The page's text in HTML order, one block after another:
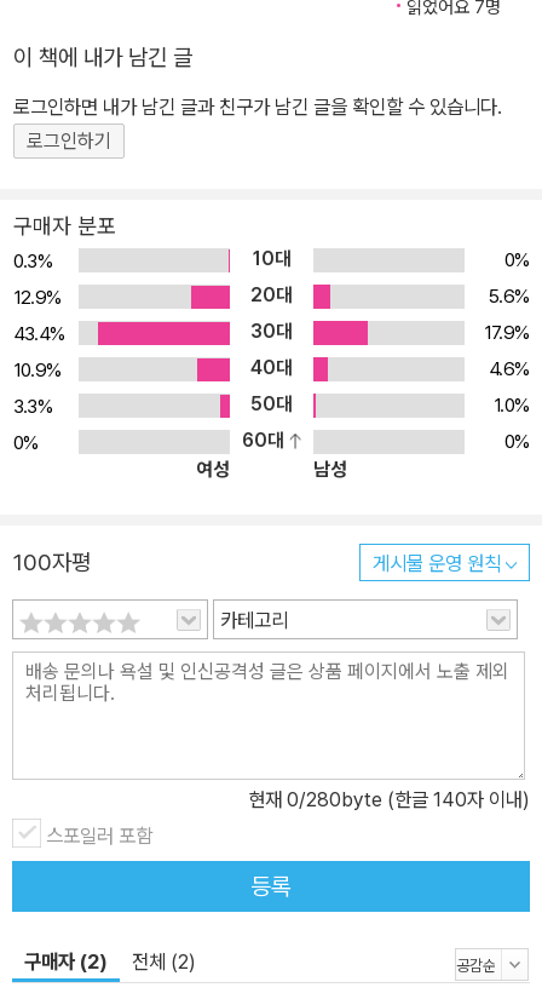
스타일링에 대한 비법을 담은 <전셋집 인테리어 2>를 통해, 자신이
꿈꾸던 집을 만들 수 있을 것이다. 언제 이사를 갈지 모르는 월세, 반
전세, 전세… 내 집이 아니라면 인테리어 방법도 달라야 한다! 서점에
가면 수많은 인테리어 책들을 만날 수 있지만 그 속에 소개된 집은 대
공간이라 나와는 거리가 먼 이야기로 보인다. 그렇다고 구멍난 장판,
들고 일어난 벽지, 시트지가 너덜너덜한 싱크대에, 칙칙한 몰딩과 변
색된 스위치…. 남의 집이라고 해서 이런 슬픈 환경을 무조건 참고 살
아야 하는 걸까? 언제 이사를 갈지 모르는 월세, 반전세, 전세를 인테
리어하는 방법은 분명 달라야 한다. 가장 핵심적인 원칙은 움직일 수
없는 것들에 대해서는 노력과 비용을 최소한으로 줄이고, 나중에 가
져갈 수 있는 것들에는 비용과 노력과 아이디어를 투자하는 것이다.
그래서 이 책은 기존의 인테리어하면 떠오르는 큰 공사를 제외하고
을 소개한다. 또한 집을 꾸미려고 할 때 걱정되는 점들(내 마음대로
고치면 주인이 싫어하지 않을까, 내 집도 아닌데 돈을 적게 들이고 꾸
밀 수 있는 방법이 있을까, 어떤 집이 셀프 리폼하기 좋은 곳일까)에
대해서도 저자의 경험에서 비롯된 합리적이고 명확한 답을 제시한다.
평범한 30대 샐러리맨이자 가장인 저자가 자신이 직접 경험해보고
유용했던 방법들을 독자들의 눈높이와 주머니 사정에 맞춰 똑부러지
있는 리폼 방법, 수납과 장식 방법까지 셀프 인테리어의 모든 것을 배
임없이 진화한다! 생애 첫 집 꾸미기에 도전하는 사람이라면 당장 어
디서부터 뭘 어떻게 손대야 할지 막막할 것이다. 그래서 이 책은 가장
기초적인 정리 작업부터 내 스타일과 공간에 딱 맞는 맞춤 가구 만들
기까지, 난이도별 셀프 인테리어 방법을 모두 보여준다. 초보라면 기
존 벽지 위에 페인트칠을 하고, 장판과 벽이 만나는 굽도리 부분에 나
읽었어요 7명
이 책에 내가 남긴 글
로그인하면 내가 남긴 글과 친구가 남긴 글을 확인할 수 있습니다.
로그인하기
구매자 분포
0.3% 10대
0%
12.9%
20대
5.6%
43.4%
30대
17.9%
10.9%
40대
4.6%
3.3%
50대
1.0%
0%
60대
0%
여성
남성
100자평 게시물 운영 원칙
카테고리
현재 0/280byte (한글 140자 이내)
스포일러 포함
등록
구매자 (2) 전체 (2)